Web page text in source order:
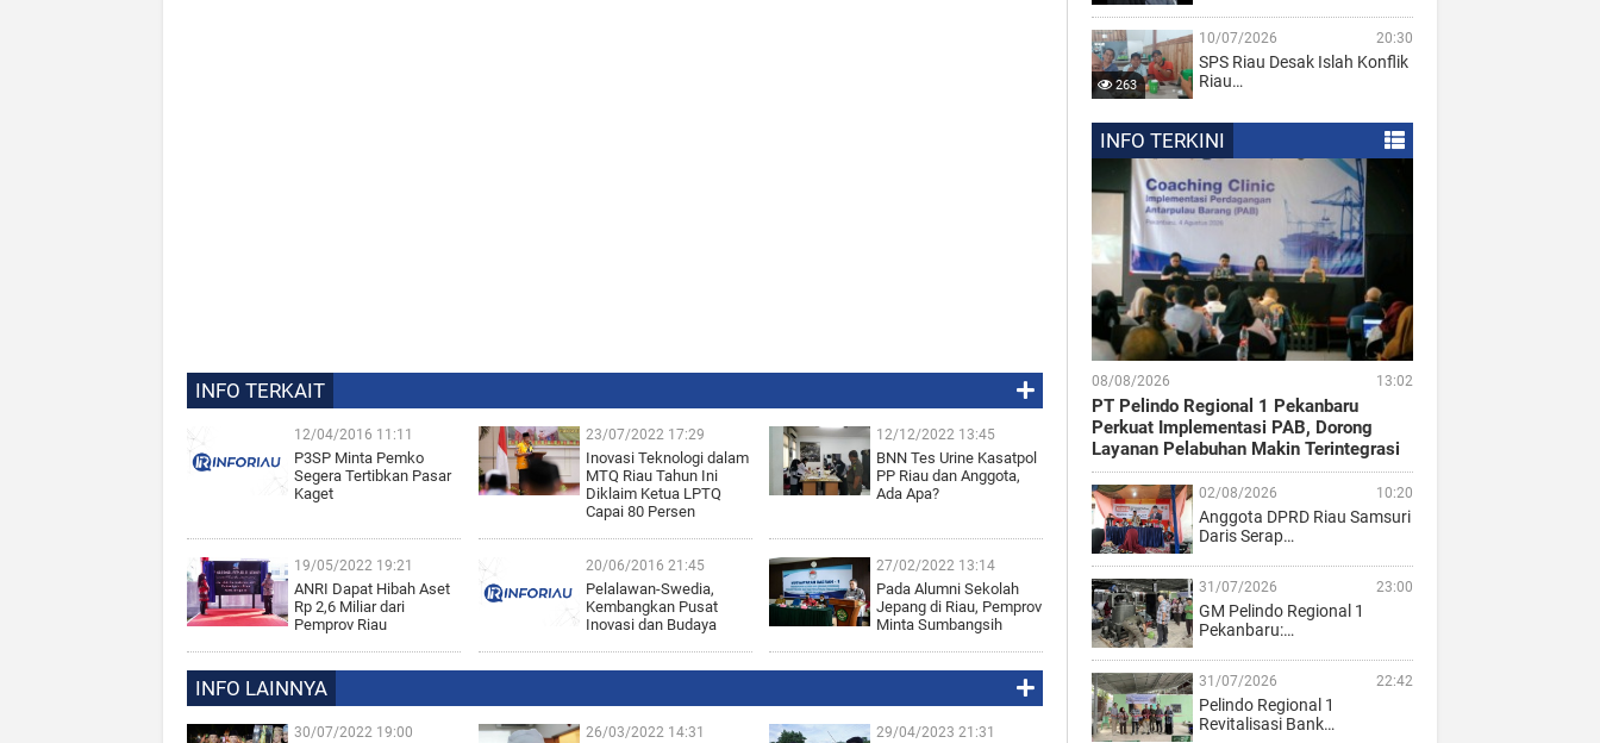
INFO TERKAIT
12/04/2016 11:11
P3SP Minta Pemko
Segera Tertibkan Pasar
Kaget
23/07/2022 17:29
Inovasi Teknologi dalam
MTQ Riau Tahun Ini
Diklaim Ketua LPTQ
Capai 80 Persen
12/12/2022 13:45
BNN Tes Urine Kasatpol
PP Riau dan Anggota,
Ada Apa?
19/05/2022 19:21
ANRI Dapat Hibah Aset
Rp 2,6 Miliar dari
Pemprov Riau
20/06/2016 21:45
Pelalawan-Swedia,
Kembangkan Pusat
Inovasi dan Budaya
27/02/2022 13:14
Pada Alumni Sekolah
Jepang di Riau, Pemprov
Minta Sumbangsih
INFO LAINNYA
30/07/2022 19:00 26/03/2022 14:31 29/04/2023 21:31
263
10/07/2026 20:30
SPS Riau Desak Islah Konflik
Riau…
INFO TERKINI
08/08/2026 13:02
PT Pelindo Regional 1 Pekanbaru
Perkuat Implementasi PAB, Dorong
Layanan Pelabuhan Makin Terintegrasi
02/08/2026 10:20
Anggota DPRD Riau Samsuri
Daris Serap…
31/07/2026 23:00
GM Pelindo Regional 1
Pekanbaru:…
31/07/2026 22:42
Pelindo Regional 1
Revitalisasi Bank…